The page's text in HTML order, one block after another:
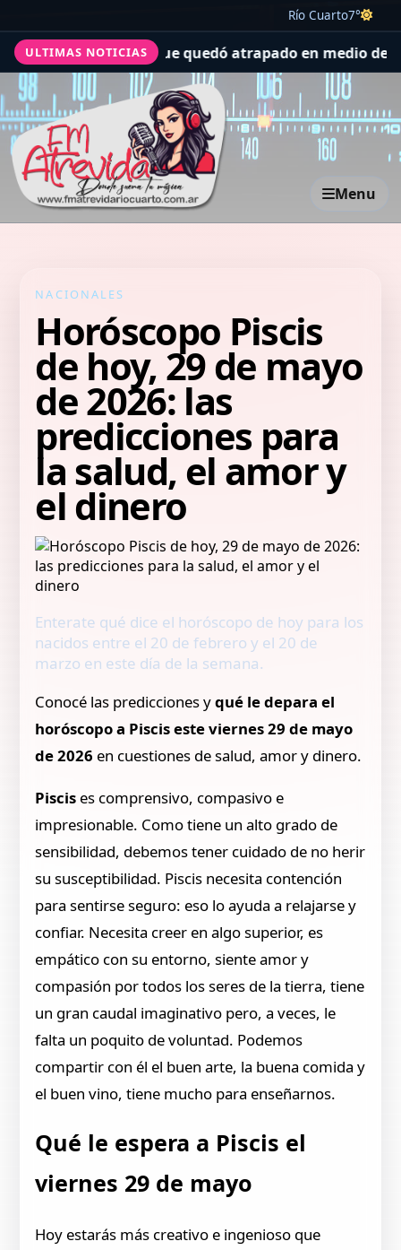
Río Cuarto7°
ULTIMAS NOTICIAS
helicóptero que quedó atrapado en medio del
Menu
NACIONALES
Horóscopo Piscis
de hoy, 29 de mayo
de 2026: las
predicciones para
la salud, el amor y
el dinero
Enterate qué dice el horóscopo de hoy para los
nacidos entre el 20 de febrero y el 20 de
marzo en este día de la semana.
Conocé las predicciones yqué le depara el
horóscopo a Piscis este viernes 29 de mayo
de 2026 en cuestiones de salud, amor y dinero.
Piscis es comprensivo, compasivo e
impresionable. Como tiene un alto grado de
sensibilidad, debemos tener cuidado de no herir
su susceptibilidad. Piscis necesita contención
para sentirse seguro: eso lo ayuda a relajarse y
confiar. Necesita creer en algo superior, es
empático con su entorno, siente amor y
compasión por todos los seres de la tierra, tiene
un gran caudal imaginativo pero, a veces, le
falta un poquito de voluntad. Podemos
compartir con él el buen arte, la buena comida y
el buen vino, tiene mucho para enseñarnos.
Qué le espera a Piscis el
viernes 29 de mayo
Hoy estarás más creativo e ingenioso que